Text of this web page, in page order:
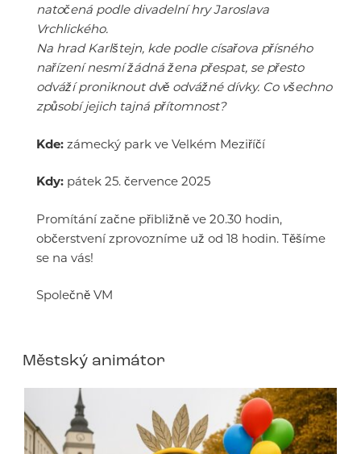
natočená podle divadelní hry Jaroslava
Vrchlického.
Na hrad Karlštejn, kde podle císařova přísného
nařízení nesmí žádná žena přespat, se přesto
odváží proniknout dvě odvážné dívky. Co všechno
způsobí jejich tajná přítomnost?
Kde: zámecký park ve Velkém Meziříčí
Kdy: pátek 25. července 2025
Promítání začne přibližně ve 20.30 hodin,
občerstvení zprovozníme už od 18 hodin. Těšíme
se na vás!
Společně VM
Městský animátor